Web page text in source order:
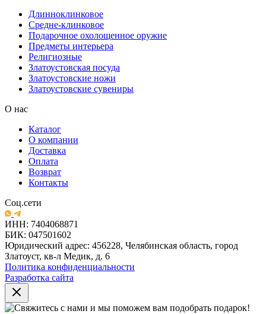
Длинноклинковое
Средне-клинковое
Подарочное охолощенное оружие
Предметы интерьера
Религиозные
Златоустовская посуда
Златоустовские ножи
Златоустовские сувениры
О нас
Каталог
О компании
Доставка
Оплата
Возврат
Контакты
Соц.сети
ИНН: 7404068871
БИК: 047501602
Юридический адрес: 456228, Челябинская область, город
Златоуст, кв-л Медик, д. 6
Политика конфиденциальности
Разработка сайта